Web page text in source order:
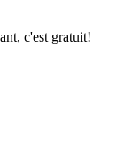
c'est gratuit!